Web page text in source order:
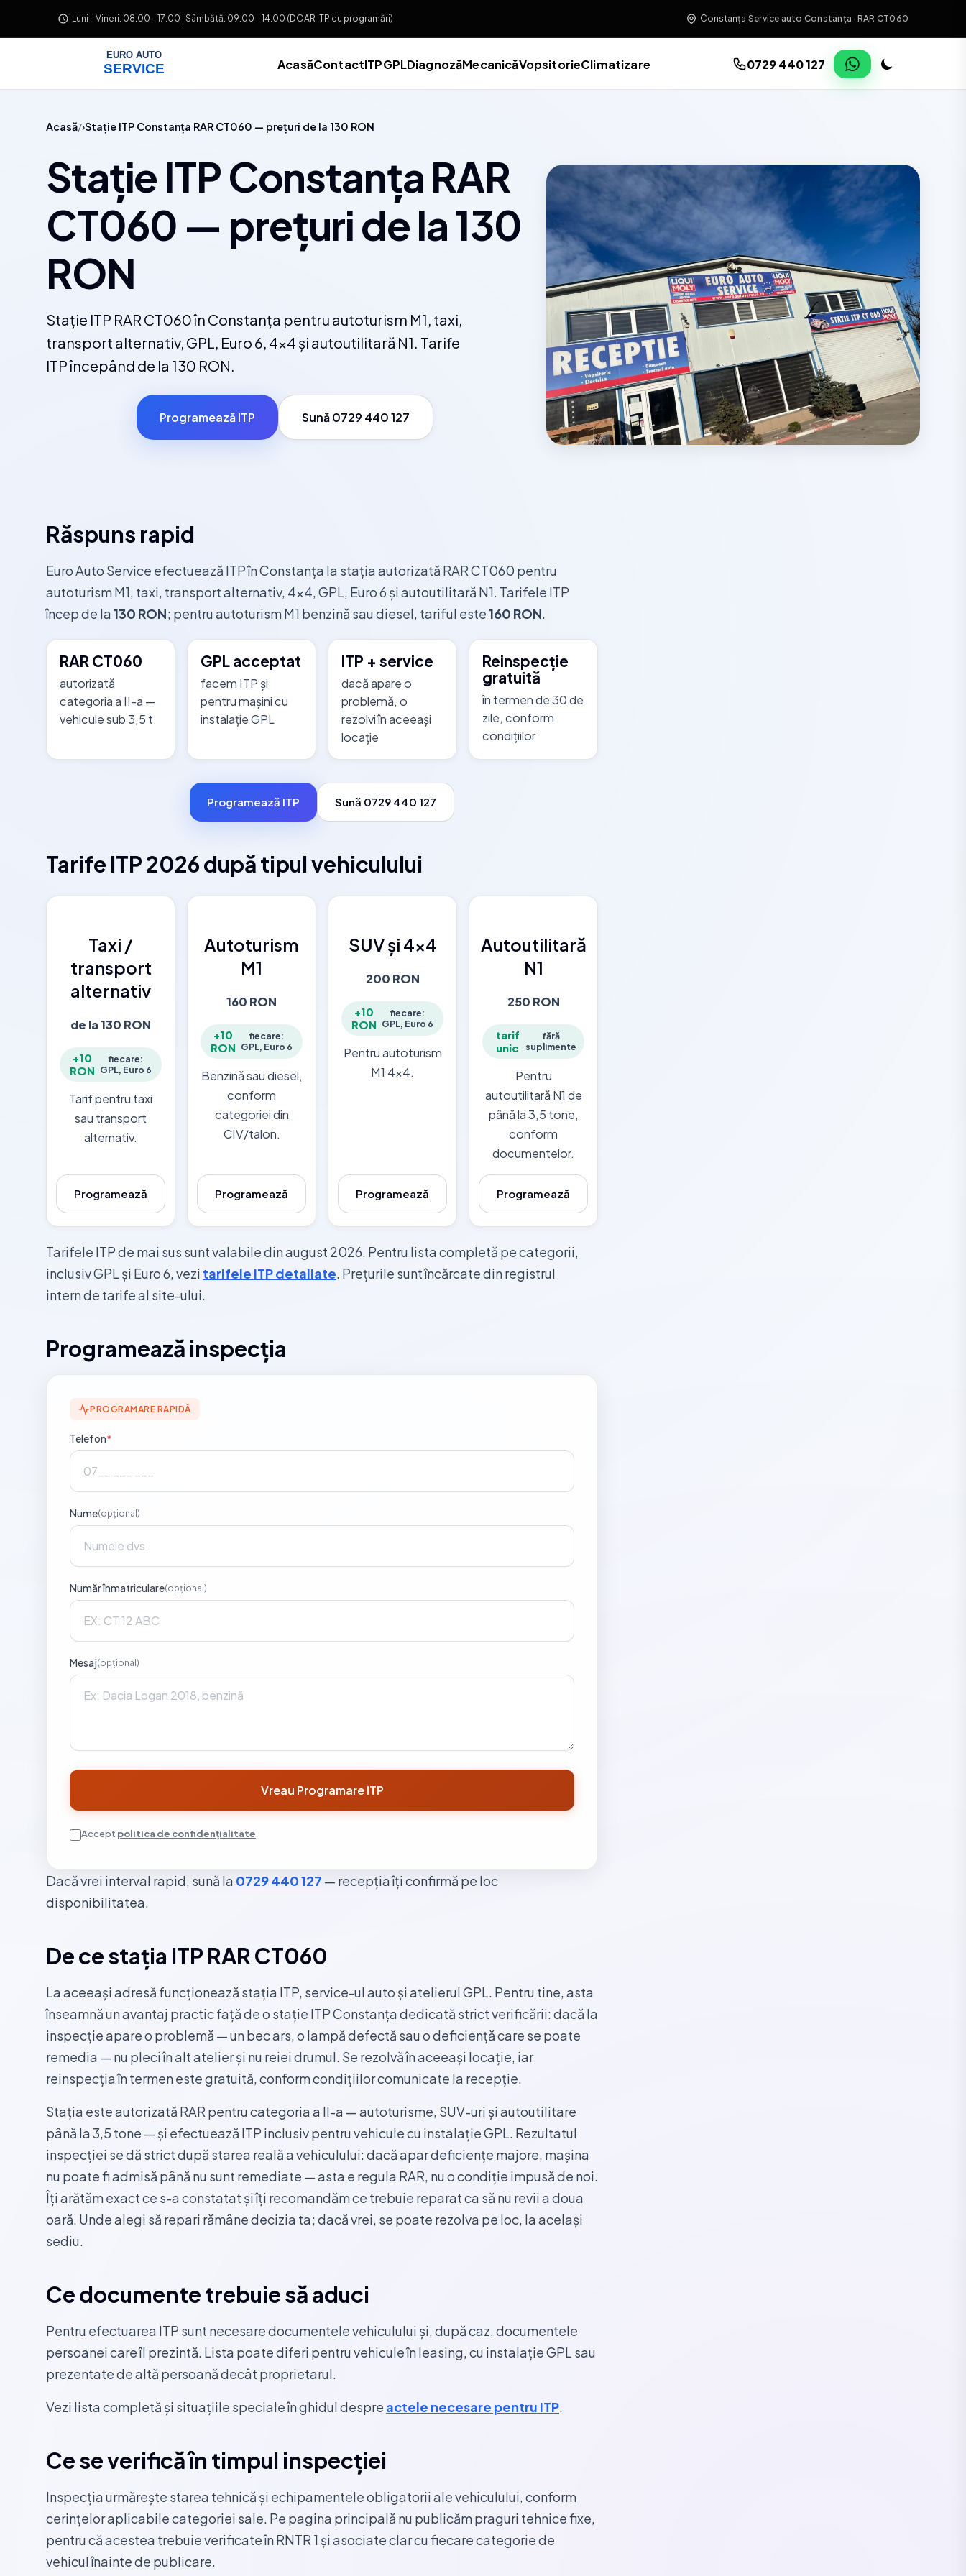
Luni - Vineri: 08:00 - 17:00 | Sâmbătă: 09:00 - 14:00 (DOAR ITP cu programări) Constanța Service auto Constanța · RAR CT060
AcasăContactITPGPLDiagnozăMecanicăVopsitorieClimatizare 0729 440 127
Acasă Stație ITP Constanța RAR CT060 — prețuri de la 130 RON
Stație ITP Constanța RAR
CT060 — prețuri de la 130
RON
Stație ITP RAR CT060 în Constanța pentru autoturism M1, taxi,
transport alternativ, GPL, Euro 6, 4x4 și autoutilitară N1. Tarife
ITP începând de la 130 RON.
Programează ITP Sună 0729 440 127
Răspuns rapid
Euro Auto Service efectuează ITP în Constanța la stația autorizată RAR CT060 pentru
autoturism M1, taxi, transport alternativ, 4x4, GPL, Euro 6 și autoutilitară N1. Tarifele ITP
încep de la130 RON; pentru autoturism M1 benzină sau diesel, tariful este160 RON.
RAR CT060
autorizată
categoria a II-a —
vehicule sub 3,5 t
GPL acceptat
facem ITP și
pentru mașini cu
instalație GPL
ITP + service
dacă apare o
problemă, o
rezolvi în aceeași
locație
Reinspecție
gratuită
în termen de 30 de
zile, conform
condițiilor
Programează ITP Sună 0729 440 127
Tarife ITP 2026 după tipul vehiculului
Taxi /
transport
alternativ
de la 130 RON
+10
RON
fiecare:
GPL, Euro 6
Tarif pentru taxi
sau transport
alternativ.
Programează
Autoturism
M1
160 RON
+10
RON
fiecare:
GPL, Euro 6
Benzină sau diesel,
conform
categoriei din
CIV/talon.
Programează
SUV și 4x4
200 RON
+10
RON
fiecare:
GPL, Euro 6
Pentru autoturism
M1 4x4.
Programează
Autoutilitară
N1
250 RON
tarif
unic
fără
suplimente
Pentru
autoutilitară N1 de
până la 3,5 tone,
conform
documentelor.
Programează
Tarifele ITP de mai sus sunt valabile din august 2026. Pentru lista completă pe categorii,
inclusiv GPL și Euro 6, vezi tarifele ITP detaliate. Prețurile sunt încărcate din registrul
intern de tarife al site-ului.
Programează inspecția
PROGRAMARE RAPIDĂ
Telefon*
Nume(opțional)
Număr înmatriculare(opțional)
Mesaj(opțional)
Vreau Programare ITP
Accept politica de confidențialitate
Dacă vrei interval rapid, sună la 0729 440 127 — recepția îți confirmă pe loc
disponibilitatea.
De ce stația ITP RAR CT060
La aceeași adresă funcționează stația ITP, service-ul auto și atelierul GPL. Pentru tine, asta
înseamnă un avantaj practic față de o stație ITP Constanța dedicată strict verificării: dacă la
inspecție apare o problemă — un bec ars, o lampă defectă sau o deficiență care se poate
remedia — nu pleci în alt atelier și nu reiei drumul. Se rezolvă în aceeași locație, iar
reinspecția în termen este gratuită, conform condițiilor comunicate la recepție.
Stația este autorizată RAR pentru categoria a II-a — autoturisme, SUV-uri și autoutilitare
până la 3,5 tone — și efectuează ITP inclusiv pentru vehicule cu instalație GPL. Rezultatul
inspecției se dă strict după starea reală a vehiculului: dacă apar deficiențe majore, mașina
nu poate fi admisă până nu sunt remediate — asta e regula RAR, nu o condiție impusă de noi.
Îți arătăm exact ce s-a constatat și îți recomandăm ce trebuie reparat ca să nu revii a doua
oară. Unde alegi să repari rămâne decizia ta; dacă vrei, se poate rezolva pe loc, la același
sediu.
Ce documente trebuie să aduci
Pentru efectuarea ITP sunt necesare documentele vehiculului și, după caz, documentele
persoanei care îl prezintă. Lista poate diferi pentru vehicule în leasing, cu instalație GPL sau
prezentate de altă persoană decât proprietarul.
Vezi lista completă și situațiile speciale în ghidul despre actele necesare pentru ITP.
Ce se verifică în timpul inspecției
Inspecția urmărește starea tehnică și echipamentele obligatorii ale vehiculului, conform
cerințelor aplicabile categoriei sale. Pe pagina principală nu publicăm praguri tehnice fixe,
pentru că acestea trebuie verificate în RNTR 1 și asociate clar cu fiecare categorie de
vehicul înainte de publicare.